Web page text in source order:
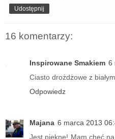
Udostępnij
16 komentarzy:
Inspirowane Smakiem 6
Ciasto drożdżowe z
Odpowiedz
Majana 6 marca 2013
Jest piękne! Mam chęć na